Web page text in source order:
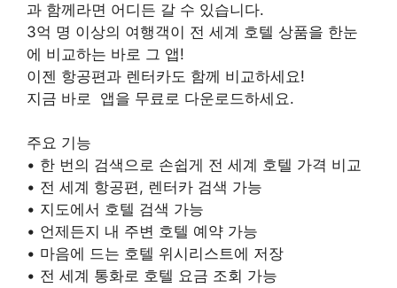
과 함께라면 어디든 갈 수 있습니다.
3억 명 이상의 여행객이 전 세계 호텔 상품을 한눈
에 비교하는 바로 그 앱!
이젠 항공편과 렌터카도 함께 비교하세요!
지금 바로 앱을 무료로 다운로드하세요.
주요 기능
• 한 번의 검색으로 손쉽게 전 세계 호텔 가격 비교
• 전 세계 항공편, 렌터카 검색 가능
• 지도에서 호텔 검색 가능
• 언제든지 내 주변 호텔 예약 가능
• 마음에 드는 호텔 위시리스트에 저장
• 전 세계 통화로 호텔 요금 조회 가능